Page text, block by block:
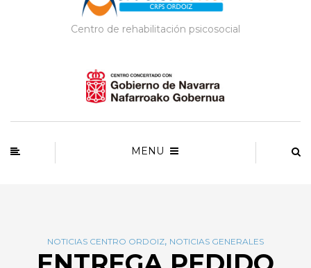
Centro de rehabilitación psicosocial
MENU
NOTICIAS CENTRO ORDOIZ, NOTICIAS GENERALES